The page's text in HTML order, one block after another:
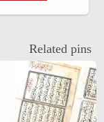
Related pins